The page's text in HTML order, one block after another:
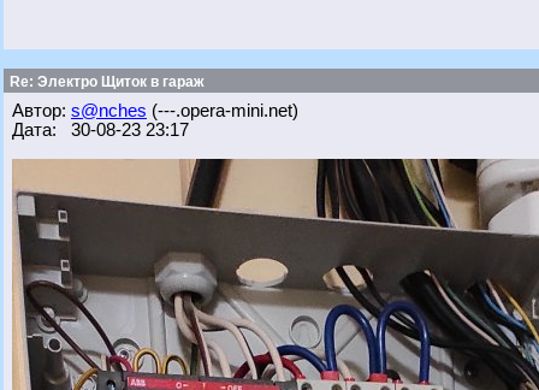
Re: Электро Щиток в гараж
Автор: s@nches (---.opera-mini.net)
Дата: 30-08-23 23:17